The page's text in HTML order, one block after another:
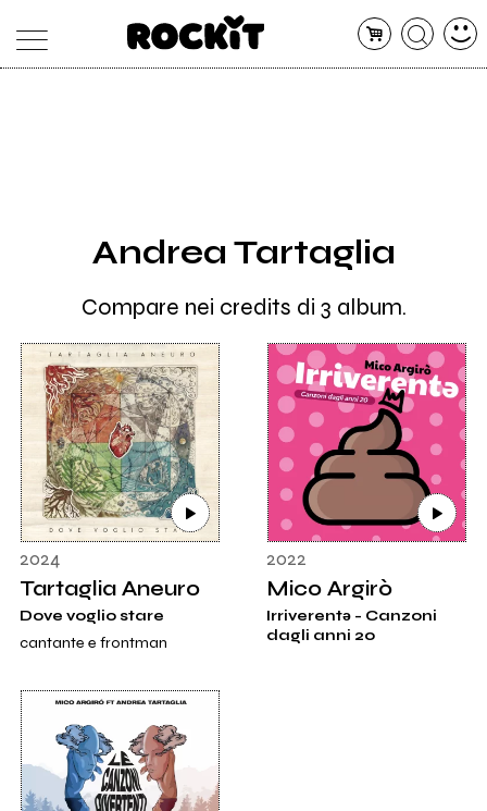
RADIO
Andrea Tartaglia
Compare nei credits di 3 album.
2024
Tartaglia Aneuro
Dove voglio stare
cantante e frontman
2022
Mico Argirò
Irriverentə - Canzoni
dagli anni 20